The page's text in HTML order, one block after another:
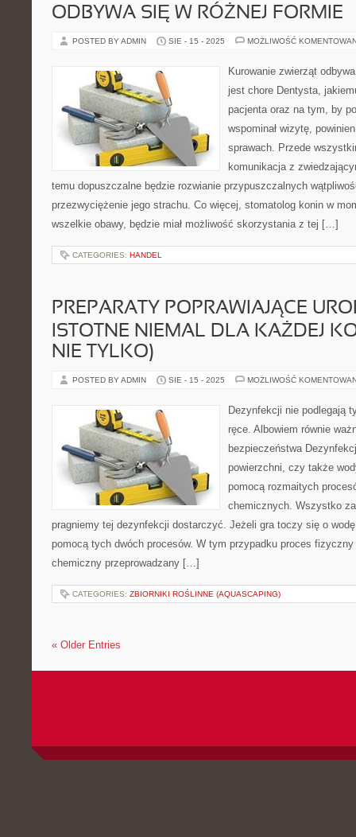
ODBYWA SIĘ W RÓŻNEJ FORMIE
POSTED BY ADMIN SIE - 15 - 2025 MOŻLIWOŚĆ
Kurowanie zwierząt
jest chore Dentysta,
pacjenta oraz na tym, by
wspominał wizytę,
sprawach. Przede
komunikacja z
temu dopuszczalne będzie rozwianie przypuszczalnych
przezwyciężenie jego strachu. Co więcej, stomatolog konin w
wszelkie obawy, będzie miał możliwość skorzystania z tej […]
CATEGORIES: HANDEL
PREPARATY POPRAWIAJĄCE
ISTOTNE NIEMAL DLA KAŻDEJ
NIE TYLKO)
POSTED BY ADMIN SIE - 15 - 2025 MOŻLIWOŚĆ
Dezynfekcji nie podlegają
ręce. Albowiem równie
bezpieczeństwa
powierzchni, czy także
pomocą rozmaitych
chemicznych. Wszystko
pragniemy tej dezynfekcji dostarczyć. Jeżeli gra toczy się o
pomocą tych dwóch procesów. W tym przypadku proces
chemiczny przeprowadzany […]
CATEGORIES: ZBIORNIKI ROŚLINNE (AQUASCAPING)
« Older Entries